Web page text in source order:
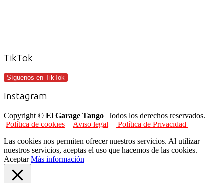
TikTok
Síguenos en TikTok
Instagram
Copyright © El Garage Tango Todos los derechos reservados.
Política de cookies
Aviso legal
Política de Privacidad
Las cookies nos permiten ofrecer nuestros servicios. Al utilizar
nuestros servicios, aceptas el uso que hacemos de las cookies.
Aceptar Más información